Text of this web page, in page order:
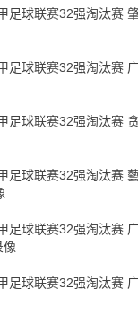
足球联赛32强淘汰赛
足球联赛32强淘汰赛
足球联赛32强淘汰赛
足球联赛32强淘汰赛
足球联赛32强淘汰赛
像
足球联赛32强淘汰赛